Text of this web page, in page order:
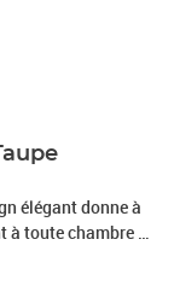
élégant donne à
à toute chambre à
simple et